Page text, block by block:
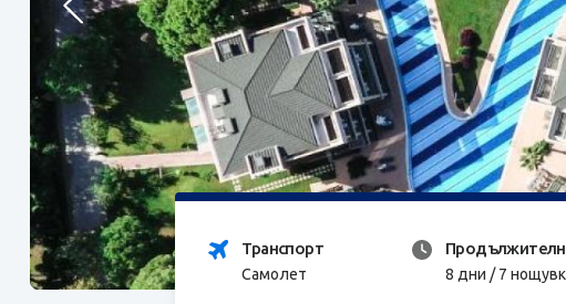
Транспорт
Самолет 8 дни / 7